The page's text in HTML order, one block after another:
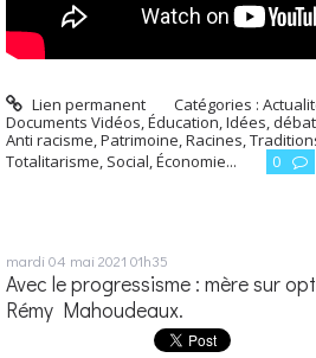
Lien permanent Catégories :
Documents Vidéos,Éducation,Idées,
Anti racisme,Patrimoine, Racines,
Totalitarisme, Social, Économie... 0
mardi 04 mai 2021 01h35
Avec le progressisme : mère sur
Rémy Mahoudeaux.